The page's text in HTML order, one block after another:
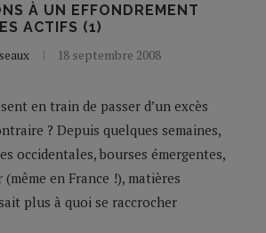
À UN EFFONDREMENT
ACTIFS (1)
18 septembre 2008
en train de passer d’un excès
? Depuis quelques semaines,
occidentales, bourses émergentes,
en France !), matières
plus à quoi se raccrocher